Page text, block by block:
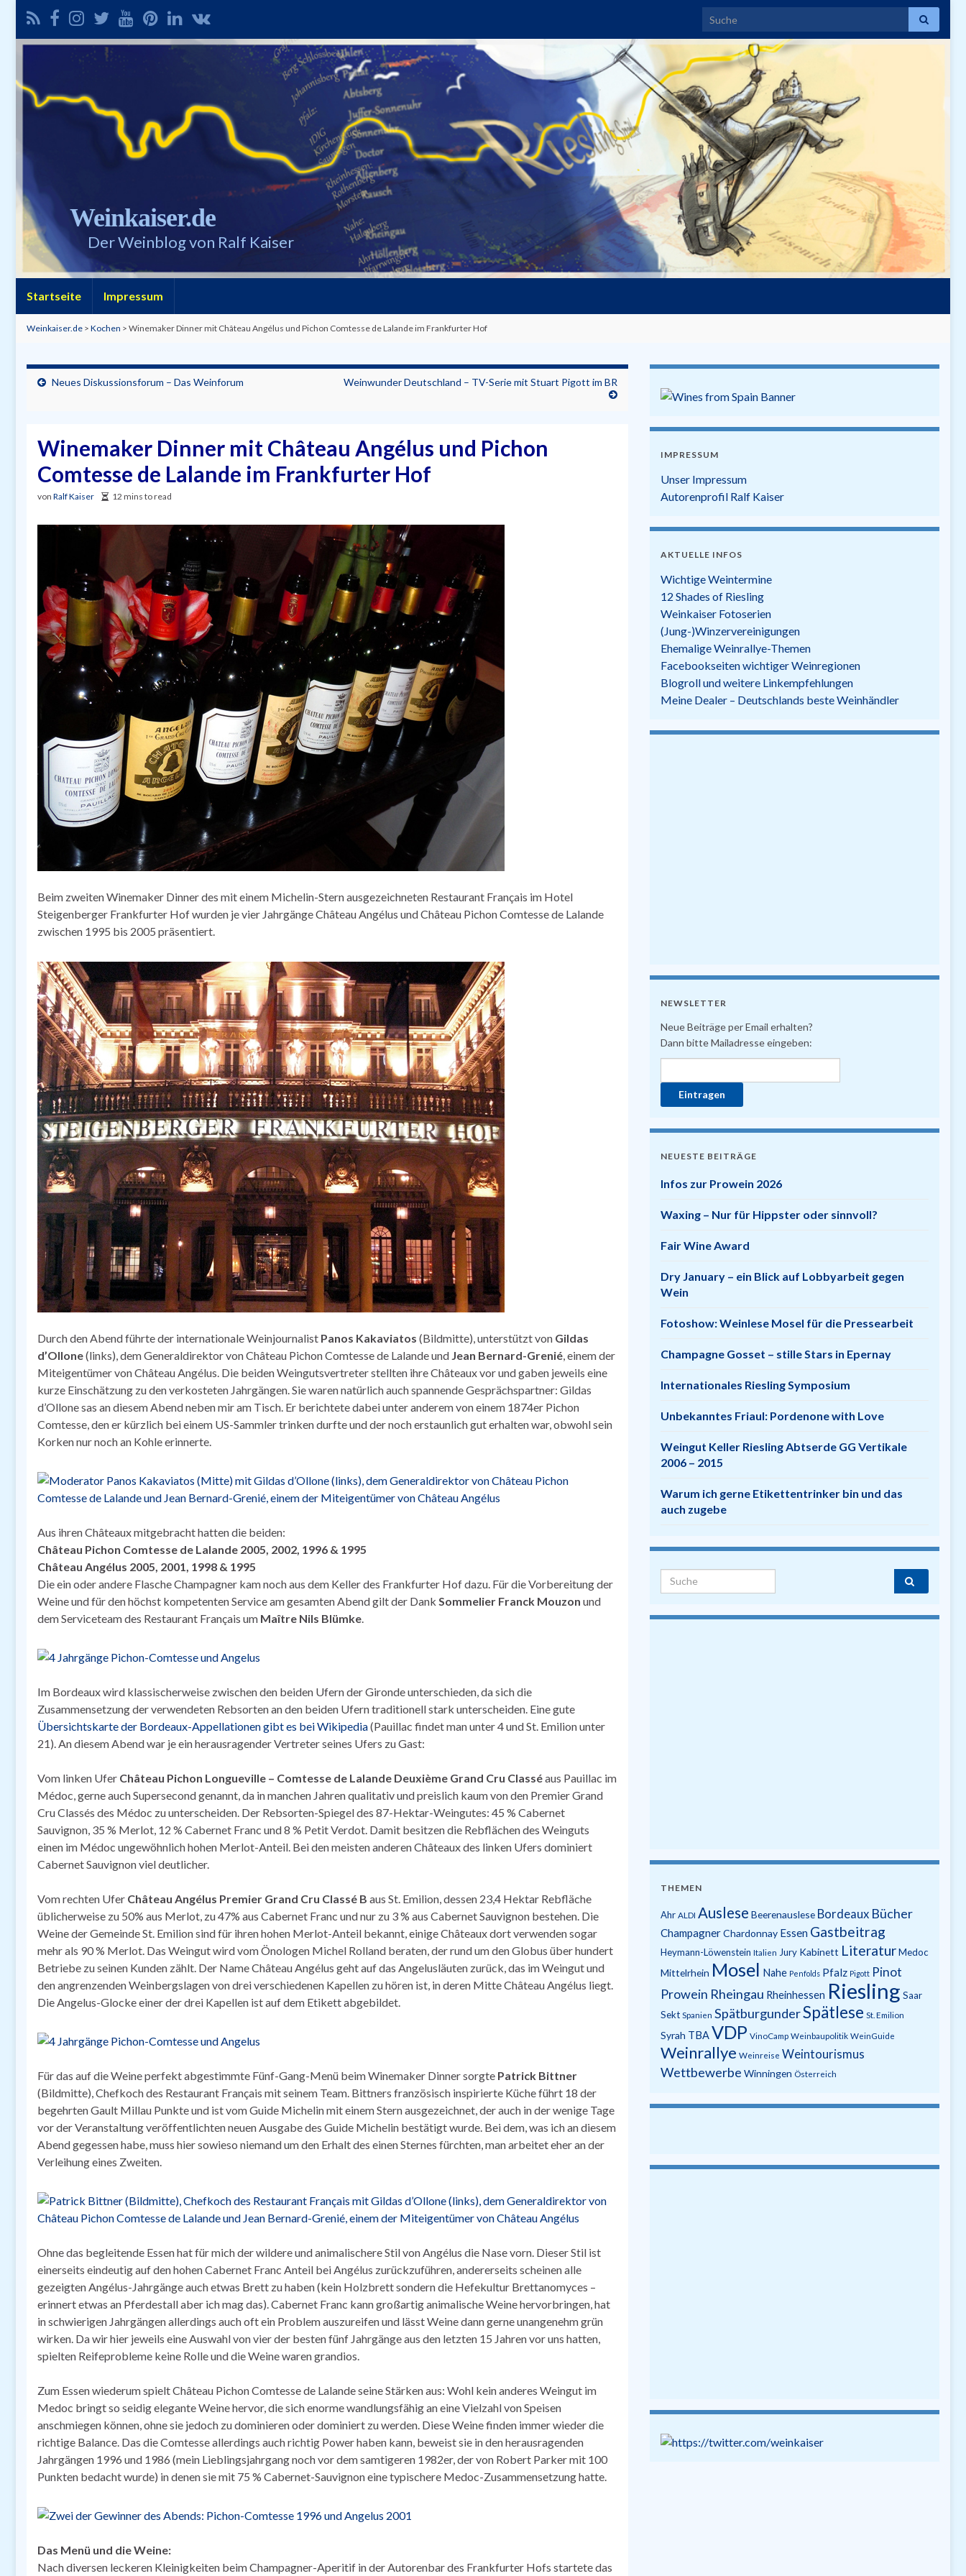
Search for:
Weinkaiser.de
Der Weinblog von Ralf Kaiser
Startseite Impressum
Weinkaiser.de > Kochen > Winemaker Dinner mit Château Angélus und Pichon Comtesse de Lalande im Frankfurter Hof
Neues Diskussionsforum – Das Weinforum Weinwunder Deutschland – TV-Serie mit Stuart Pigott im BR
Winemaker Dinner mit Château Angélus und Pichon
Comtesse de Lalande im Frankfurter Hof
von Ralf Kaiser 12 mins to read
Beim zweiten Winemaker Dinner des mit einem Michelin-Stern ausgezeichneten Restaurant Français im Hotel
Steigenberger Frankfurter Hof wurden je vier Jahrgänge Château Angélus und Château Pichon Comtesse de Lalande
zwischen 1995 bis 2005 präsentiert.
Durch den Abend führte der internationale Weinjournalist Panos Kakaviatos (Bildmitte), unterstützt von Gildas
d’Ollone(links), dem Generaldirektor von Château Pichon Comtesse de Lalande und Jean Bernard-Grenié , einem der
Miteigentümer von Château Angélus. Die beiden Weingutsvertreter stellten ihre Châteaux vor und gaben jeweils eine
kurze Einschätzung zu den verkosteten Jahrgängen. Sie waren natürlich auch spannende Gesprächspartner: Gildas
d’Ollone sas an diesem Abend neben mir am Tisch. Er berichtete dabei unter anderem von einem 1874er Pichon
Comtesse, den er kürzlich bei einem US-Sammler trinken durfte und der noch erstaunlich gut erhalten war, obwohl sein
Korken nur noch an Kohle erinnerte.
Aus ihren Châteaux mitgebracht hatten die beiden:
Château Pichon Comtesse de Lalande 2005, 2002, 1996 & 1995
Château Angélus 2005, 2001, 1998 & 1995
Die ein oder andere Flasche Champagner kam noch aus dem Keller des Frankfurter Hof dazu. Für die Vorbereitung der
Weine und für den höchst kompetenten Service am gesamten Abend gilt der Dank Sommelier Franck Mouzon und
dem Serviceteam des Restaurant Français um Maître Nils Blümke
Im Bordeaux wird klassischerweise zwischen den beiden Ufern der Gironde unterschieden, da sich die
Zusammensetzung der verwendeten Rebsorten an den beiden Ufern traditionell stark unterscheiden. Eine gute
Übersichtskarte der Bordeaux-Appellationen gibt es bei Wikipedia(Pauillac findet man unter 4 und St. Emilion unter
21). An diesem Abend war je ein herausragender Vertreter seines Ufers zu Gast:
Vom linken Ufer Château Pichon Longueville – Comtesse de Lalande Deuxième Grand Cru Classéaus Pauillac im
Médoc, gerne auch Supersecond genannt, da in manchen Jahren qualitativ und preislich kaum von den Premier Grand
Cru Classés des Médoc zu unterscheiden. Der Rebsorten-Spiegel des 87-Hektar-Weingutes: 45 % Cabernet
Sauvignon, 35 % Merlot, 12 % Cabernet Franc und 8 % Petit Verdot. Damit besitzen die Rebflächen des Weinguts
einen im Médoc ungewöhnlich hohen Merlot-Anteil. Bei den meisten anderen Châteaux des linken Ufers dominiert
Cabernet Sauvignon viel deutlicher.
Vom rechten Ufer Château Angélus Premier Grand Cru Classé B aus St. Emilion, dessen 23,4 Hektar Rebfläche
üblicherweise zu 50% aus Merlot, zu 47% aus Cabernet Franc und nur zu 3 % aus Cabernet Sauvignon bestehen. Die
Weine der Gemeinde St. Emilion sind für ihren hohen Merlot-Anteil bekannt, einige Châteaux dort verwenden sogar
mehr als 90 % Merlot. Das Weingut wird vom Önologen Michel Rolland beraten, der rund um den Globus über hundert
Betriebe zu seinen Kunden zählt. Der Name Château Angélus geht auf das Angelusläuten zurück, das im Weingut und
den angrenzenden Weinbergslagen von drei verschiedenen Kapellen zu hören ist, in deren Mitte Château Angélus liegt.
Die Angelus-Glocke einer der drei Kapellen ist auf dem Etikett abgebildet.
Für das auf die Weine perfekt abgestimmte Fünf-Gang-Menü beim Winemaker Dinner sorgte Patrick Bittner
(Bildmitte), Chefkoch des Restaurant Français mit seinem Team. Bittners französisch inspirierte Küche führt 18 der
begehrten Gault Millau Punkte und ist vom Guide Michelin mit einem Stern ausgezeichnet, der auch in der wenige Tage
vor der Veranstaltung veröffentlichten neuen Ausgabe des Guide Michelin bestätigt wurde. Bei dem, was ich an diesem
Abend gegessen habe, muss hier sowieso niemand um den Erhalt des einen Sternes fürchten, man arbeitet eher an der
Verleihung eines Zweiten.
Ohne das begleitende Essen hat für mich der wildere und animalischere Stil von Angélus die Nase vorn. Dieser Stil ist
einerseits eindeutig auf den hohen Cabernet Franc Anteil bei Angélus zurückzuführen, andererseits scheinen alle
gezeigten Angélus-Jahrgänge auch etwas Brett zu haben (kein Holzbrett sondern die Hefekultur Brettanomyces –
erinnert etwas an Pferdestall aber ich mag das). Cabernet Franc kann großartig animalische Weine hervorbringen, hat
in schwierigen Jahrgängen allerdings auch oft ein Problem auszureifen und lässt Weine dann gerne unangenehm grün
wirken. Da wir hier jeweils eine Auswahl von vier der besten fünf Jahrgänge aus den letzten 15 Jahren vor uns hatten,
spielten Reifeprobleme keine Rolle und die Weine waren grandios.
Zum Essen wiederum spielt Château Pichon Comtesse de Lalande seine Stärken aus: Wohl kein anderes Weingut im
Medoc bringt so seidig elegante Weine hervor, die sich enorme wandlungsfähig an eine Vielzahl von Speisen
anschmiegen können, ohne sie jedoch zu dominieren oder dominiert zu werden. Diese Weine finden immer wieder die
richtige Balance. Das die Comtesse allerdings auch richtig Power haben kann, beweist sie in den herausragenden
Jahrgängen 1996 und 1986 (mein Lieblingsjahrgang noch vor dem samtigeren 1982er, der von Robert Parker mit 100
Punkten bedacht wurde) in denen sie mit 75 % Cabernet-Sauvignon eine typischere Medoc-Zusammensetzung hatte.
Das Menü und die Weine:
Nach diversen leckeren Kleinigkeiten beim Champagner-Aperitif in der Autorenbar des Frankfurter Hofs startete das
IMPRESSUM
Unser Impressum
Autorenprofil Ralf Kaiser
AKTUELLE INFOS
Wichtige Weintermine
12 Shades of Riesling
Weinkaiser Fotoserien
(Jung-)Winzervereinigungen
Ehemalige Weinrallye-Themen
Facebookseiten wichtiger Weinregionen
Blogroll und weitere Linkempfehlungen
Meine Dealer – Deutschlands beste Weinhändler
NEWSLETTER
Neue Beiträge per Email erhalten?
Dann bitte Mailadresse eingeben:
NEUESTE BEITRÄGE
Infos zur Prowein 2026
Waxing – Nur für Hippster oder sinnvoll?
Fair Wine Award
Dry January – ein Blick auf Lobbyarbeit gegen
Wein
Fotoshow: Weinlese Mosel für die Pressearbeit
Champagne Gosset – stille Stars in Epernay
Internationales Riesling Symposium
Unbekanntes Friaul: Pordenone with Love
Weingut Keller Riesling Abtserde GG Vertikale
2006 – 2015
Warum ich gerne Etikettentrinker bin und das
auch zugebe
Search for:
THEMEN
Ahr ALDI Auslese Beerenauslese Bordeaux Bücher
ChampagnerChardonnay Essen Gastbeitrag
Heymann-Löwenstein Italien Jury Kabinett Literatur Medoc
Mittelrhein Mosel Nahe Penfolds Pfalz Pigott Pinot
Prowein Rheingau Rheinhessen Riesling Saar
Sekt Spanien SpätburgunderSpätlese St. Emilion
Syrah TBAVDP VinoCamp Weinbaupolitik WeinGuide
Weinrallye Weinreise Weintourismus
Wettbewerbe Winningen Österreich